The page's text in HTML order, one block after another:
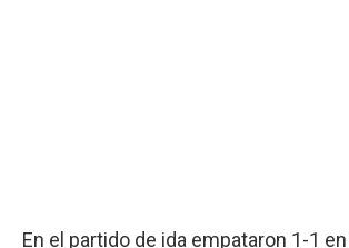
En el partido de ida empataron 1-1